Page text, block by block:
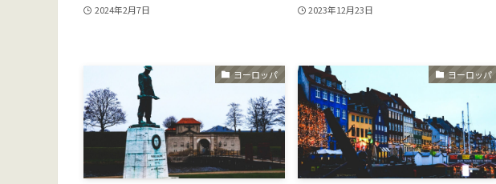
2024年2月7日 2023年12月23日
ヨーロッパ ヨーロッパ